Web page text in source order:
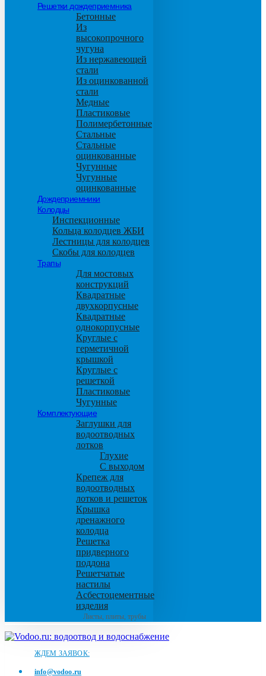
Решетки дождеприемника
Бетонные
Из
высокопрочного
чугуна
Из нержавеющей
стали
Из оцинкованной
стали
Медные
Пластиковые
Полимербетонные
Стальные
Стальные
оцинкованные
Чугунные
Чугунные
оцинкованные
Дождеприемники
Колодцы
Инспекционные
Кольца колодцев ЖБИ
Лестницы для колодцев
Скобы для колодцев
Трапы
Для мостовых
конструкций
Квадратные
двухкорпусные
Квадратные
однокорпусные
Круглые с
герметичной
крышкой
Круглые с
решеткой
Пластиковые
Чугунные
Комплектующие
Заглушки для
водоотводных
лотков
Глухие
С выходом
Крепеж для
водоотводных
лотков и решеток
Крышка
дренажного
колодца
Решетка
придверного
поддона
Решетчатые
настилы
Асбестоцементные
изделия
Листы, плиты, трубы
ЖДЕМ ЗАЯВОК:
info@vodoo.ru